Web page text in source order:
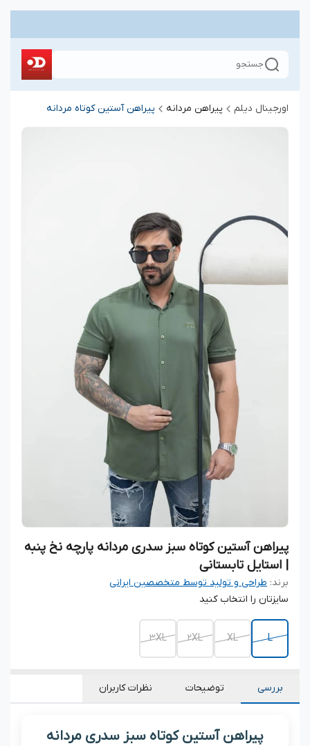
جستجو
اورجینال دیلم پیراهن مردانه پیراهن آستین کوتاه مردانه
پیراهن آستین کوتاه سبز سدری مردانه پارچه نخ پنبه
| استایل تابستانی
برند: طراحی و تولید توسط متخصصین ایرانی
سایزتان را انتخاب کنید
L
XL
2XL
3XL
بررسی توضیحات نظرات کاربران
پیراهن آستین کوتاه سبز سدری مردانه